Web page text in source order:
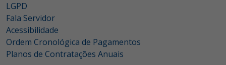
LGPD
Fala Servidor
Acessibilidade
Ordem Cronológica de Pagamentos
Planos de Contratações Anuais